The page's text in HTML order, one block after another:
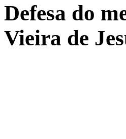
Defesa do
Vieira de